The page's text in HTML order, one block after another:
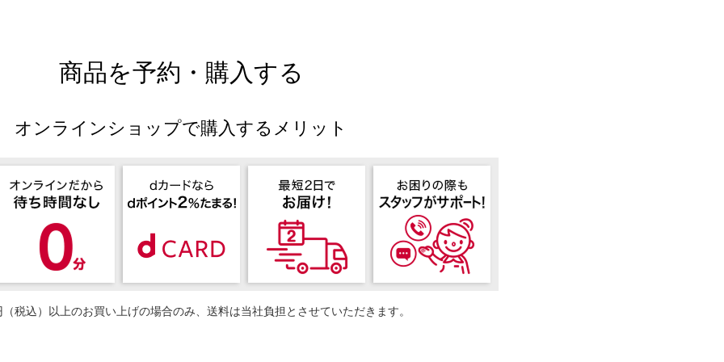
商品を予約・購入する
オンラインショップで購入するメリット
税込）以上のお買い上げの場合のみ、送料は当社負担とさせていただきます。